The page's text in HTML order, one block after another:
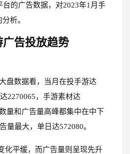
台的广告数据，对2023年1月手
析。
广告投放趋势
盘数据看，当月在投手游达
2270065，手游素材达
量和广告量高峰都集中在中下
量最大，单日达572080。
化平缓，而广告量则呈现先升